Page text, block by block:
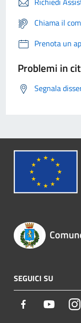
Chiama il
Prenota un
Problemi in
Segnala
SEGUICI SU
Facebook Youtube